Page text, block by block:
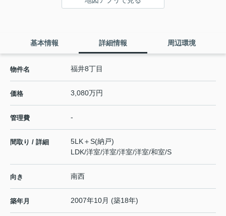
基本情報 詳細情報 周辺環境
物件名 福井8丁目
価格 3,080万円
管理費 -
間取り / 詳細
5LK＋S(納戸)
LDK/洋室/洋室/洋室/洋室/和室/S
向き 南西
築年月 2007年10月 (築18年)